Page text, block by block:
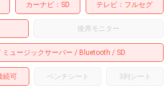
カーナビ SD テレビ フルセグ
後席モニター
ミュージックサーバー Bluetooth SD
続可 ベンチシート 3列シート